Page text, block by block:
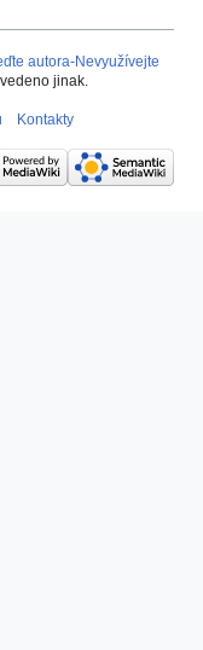
autora-Nevyužívejte
jinak.
Kontakty